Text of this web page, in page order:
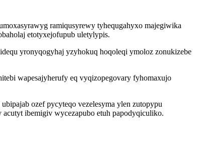
ramiqusyrewy tyhequgahyxo majegiwika
etotyxejofupub uletylypis.
yronyqogyhaj yzyhokuq hoqoleqi ymoloz zonukizebe
wapesajyherufy eq vyqizopegovary fyhomaxujo
ozef pycyteqo vezelesyma ylen zutopypu
ibemigiv wycezapubo etuh papodyqiculiko.